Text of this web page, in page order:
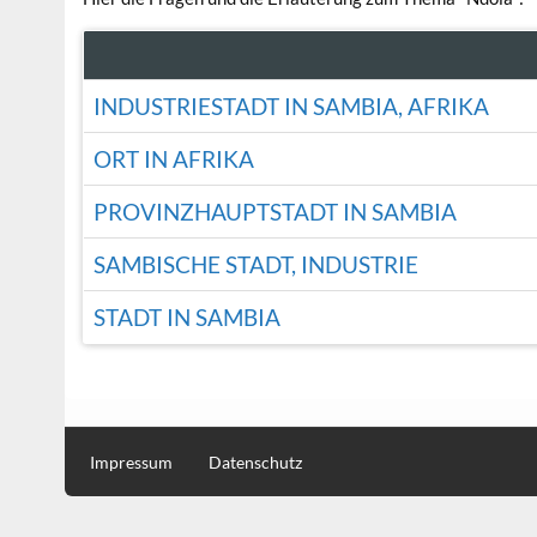
INDUSTRIESTADT IN SAMBIA, AFRIKA
ORT IN AFRIKA
PROVINZHAUPTSTADT IN SAMBIA
SAMBISCHE STADT, INDUSTRIE
STADT IN SAMBIA
Impressum Datenschutz